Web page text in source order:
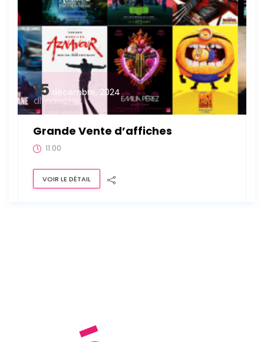
15 décembre, 2024
dimanche
Grande Vente d’affiches
11:00
VOIR LE DÉTAIL